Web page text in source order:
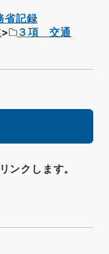
省記録
３項 交通
ンクします。